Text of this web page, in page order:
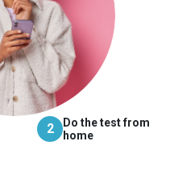
2
Do the test from
home